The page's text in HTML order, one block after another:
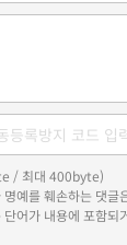
/ 최대 400byte)
예를 훼손하는 댓
어가 내용에 포함